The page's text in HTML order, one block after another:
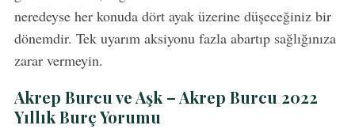
neredeyse her konuda dört ayak üzerine düşeceğiniz bir
dönemdir. Tek uyarım aksiyonu fazla abartıp sağlığınıza
zarar vermeyin.
Akrep Burcu ve Aşk – Akrep Burcu 2022
Yıllık Burç Yorumu